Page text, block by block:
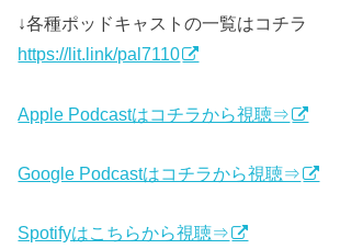
↓各種ポッドキャストの一覧はコチラ
https://lit.link/pal7110
Apple Podcastはコチラから視聴⇒
Google Podcastはコチラから視聴⇒
Spotifyはこちらから視聴⇒